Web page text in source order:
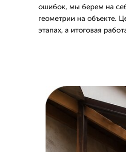
ошибок, мы берем на
геометрии на объекте.
этапах, а итоговая